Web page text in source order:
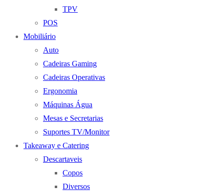
TPV
POS
Mobiliário
Auto
Cadeiras Gaming
Cadeiras Operativas
Ergonomia
Máquinas Água
Mesas e Secretarias
Suportes TV/Monitor
Takeaway e Catering
Descartaveis
Copos
Diversos